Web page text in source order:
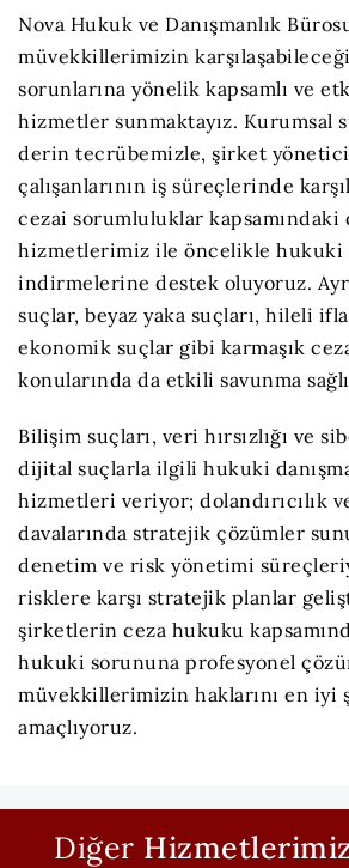
Nova Hukuk ve Danışmanlık
müvekkillerimizin
sorunlarına yönelik kapsamlı ve
hizmetler sunmaktayız. Kurumsal
derin tecrübemizle, şirket
çalışanlarının iş süreçlerinde
cezai sorumluluklar kapsamındaki
hizmetlerimiz ile öncelikle hukuki
indirmelerine destek oluyoruz.
suçlar, beyaz yaka suçları, hileli
ekonomik suçlar gibi karmaşık
konularında da etkili savunma
Bilişim suçları, veri hırsızlığı ve
dijital suçlarla ilgili hukuki
hizmetleri veriyor; dolandırıcılık
davalarında stratejik çözümler
denetim ve risk yönetimi
risklere karşı stratejik planlar
şirketlerin ceza hukuku
hukuki sorununa profesyonel
müvekkillerimizin haklarını en iyi
amaçlıyoruz.
Diğer